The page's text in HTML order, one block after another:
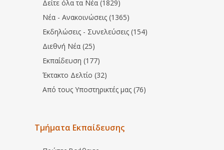
Δείτε όλα τα Νέα (1829)
Νέα - Ανακοινώσεις (1365)
Εκδηλώσεις - Συνελεύσεις (154)
Διεθνή Νέα (25)
Εκπαίδευση (177)
Έκτακτο Δελτίο (32)
Από τους Υποστηρικτές μας (76)
Τμήματα Εκπαίδευσης